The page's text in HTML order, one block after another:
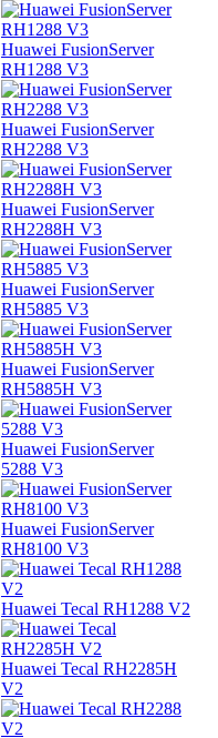
Huawei FusionServer
RH1288 V3
Huawei FusionServer
RH2288 V3
Huawei FusionServer
RH2288H V3
Huawei FusionServer
RH5885 V3
Huawei FusionServer
RH5885H V3
Huawei FusionServer
5288 V3
Huawei FusionServer
RH8100 V3
Huawei Tecal RH1288 V2
Huawei Tecal RH2285H
V2